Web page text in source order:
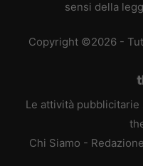
sensi della
Copyright ©2026 -
Le attività
Chi Siamo - Redazione